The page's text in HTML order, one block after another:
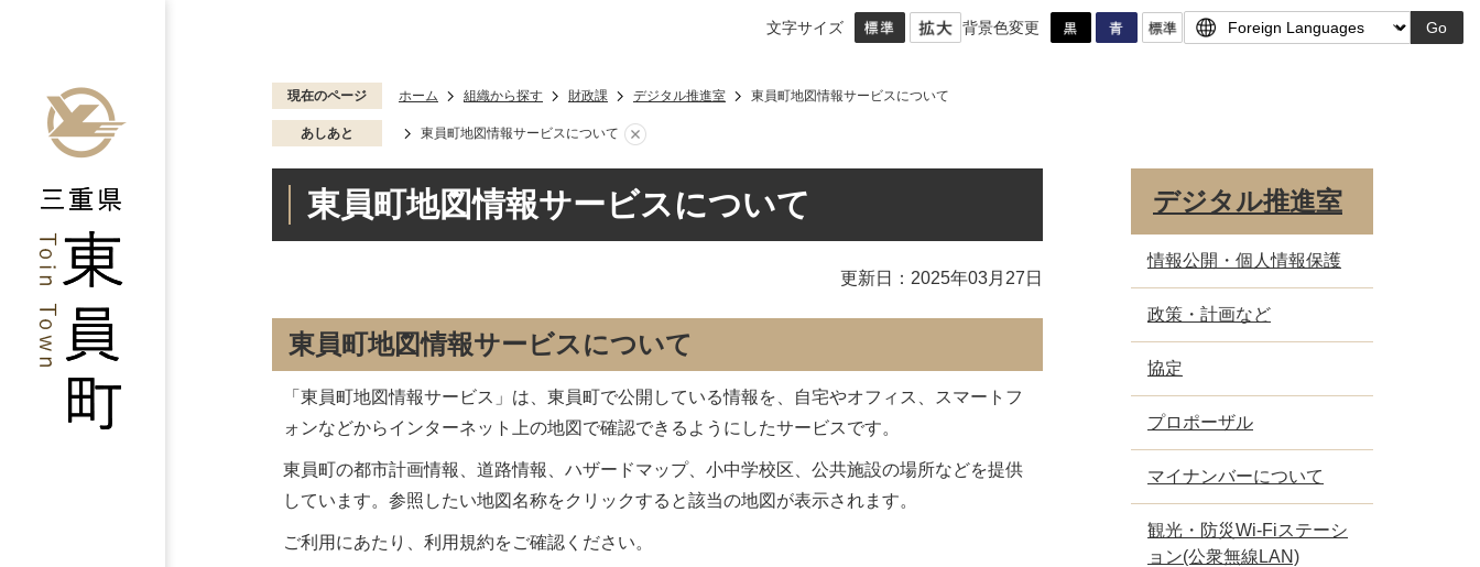
文字サイズ 背景色変更 Go
現在のページ ホーム 組織から探す 財政課 デジタル推進室 東員町地図情報サービスについて
あしあと 東員町地図情報サービスについて
東員町地図情報サービスについて
更新日：2025年03月27日
東員町地図情報サービスについて
「東員町地図情報サービス」は、東員町で公開している情報を、自宅やオフィス、スマートフ
ォンなどからインターネット上の地図で確認できるようにしたサービスです。
東員町の都市計画情報、道路情報、ハザードマップ、小中学校区、公共施設の場所などを提供
しています。参照したい地図名称をクリックすると該当の地図が表示されます。
ご利用にあたり、利用規約をご確認ください。
デジタル推進室
情報公開・個人情報保護
政策・計画など
協定
プロポーザル
マイナンバーについて
観光・防災Wi-Fiステーシ
ョン(公衆無線LAN)